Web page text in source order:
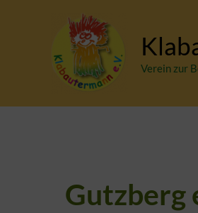
Verein zur
Gutzberg